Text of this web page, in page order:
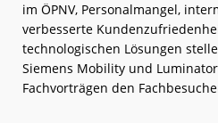
im ÖPNV, Personalmangel,
verbesserte
technologischen Lösungen
Siemens Mobility und
Fachvorträgen den